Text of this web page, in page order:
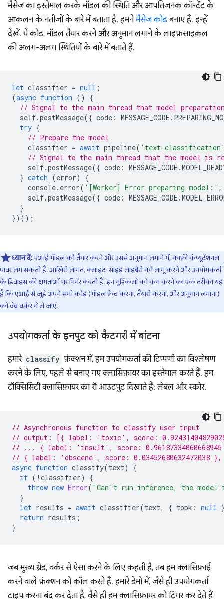
मैसेज का इस्तेमाल करके मॉडल की स्थिति और आपत्तिजनक कॉन्टेंट के
आकलन के नतीजों के बारे में बताता है. हमनेमैसेज कोडबनाए हैं. इन्हें
देखें. ये कोड, मॉडल तैयार करने और अनुमान लगाने के लाइफ़साइकल
की अलग-अलग स्थितियों के बारे में बताते हैं.
let classifier = null ;
(async function ()
{
// Signal to the main thread that model
self.postMessage({ code : MESSAGE_CODE .
try {
// Prepare the model
classifier = await pipeline( 'text-
// Signal to the main thread that the model is
self.postMessage({ code : MESSAGE_CODE .
} catch (error)
{
console. error( '[Worker] Error preparing model:' ,
self.postMessage({ code : MESSAGE_CODE .
}
})();
ध्यान दें:एआई मॉडल को तैयार करने और उससे अनुमान लगाने में, काफ़ी कंप्यूटेशनल
पावर लग सकती है. आखिरी लागत, क्लाइंट-साइड लाइब्रेरी को लागू करने और उपयोगकर्ता
के डिवाइस की क्षमताओं पर निर्भर करती है. इन मुश्किलों को कम करने का एक तरीका यह
है कि एआई से जुड़े अपने सभी कोड (मॉडल फ़ेच करना, तैयारी करना, और अनुमान लगाना)
कोवेब वर्करमें ले जाएं.
उपयोगकर्ता के इनपुट को कैटगरी में बांटना
हमारे classify फ़ंक्शन में, हम उपयोगकर्ता की टिप्पणी का विश्लेषण
करने के लिए, पहले से बनाए गए क्लासिफ़ायर का इस्तेमाल करते हैं. हम
टॉक्सिसिटी क्लासिफ़ायर का रॉ आउटपुट दिखाते हैं: लेबल और स्कोर.
// Asynchronous function to classify user input
// output: [{ label: 'toxic', score:
// ... { label: 'insult', score:
// { label: 'obscene', score: 0.03452680632472038
async function classify(text)
{
if ( ! classifier)
{
throw new Error( "Can't run inference, the
}
let results = await classifier(text, { topk : null
return results ;
}
जब मुख्य थ्रेड, वर्कर से ऐसा करने के लिए कहती है, तब हम क्लासिफ़ाई
करने वाले फ़ंक्शन को कॉल करते हैं. हमारे डेमो में, जैसे ही उपयोगकर्ता
टाइप करना बंद कर देता है, वैसे ही हम क्लासिफ़ायर को ट्रिगर कर देते हैं